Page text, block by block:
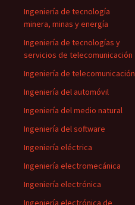
Ingeniería de tecnología
minera, minas y energía
Ingeniería de tecnologías y
servicios de telecomunicación
Ingeniería de telecomunicación
Ingeniería del automóvil
Ingeniería del medio natural
Ingeniería del software
Ingeniería eléctrica
Ingeniería electromecánica
Ingeniería electrónica
Ingeniería electrónica de